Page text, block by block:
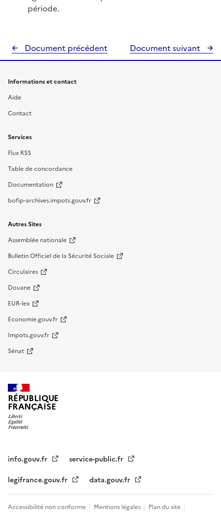
période.
Document précédent Document suivant
Informations et contact
Aide
Contact
Services
Flux RSS
Table de concordance
Documentation
bofip-archives.impots.gouv.fr
Autres Sites
Assemblée nationale
Bulletin Officiel de la Sécurité Sociale
Circulaires
Douane
EUR-lex
Economie.gouv.fr
Impots.gouv.fr
Sénat
RÉPUBLIQUE
FRANÇAISE
info.gouv.fr
service-public.fr
legifrance.gouv.fr
data.gouv.fr
Accessibilité non conforme Mentions légales Plan du site